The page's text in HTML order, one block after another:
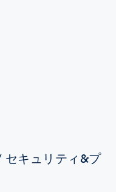
セキュリティ&プ